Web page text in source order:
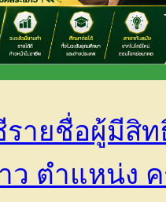
ายชื่อผู้มีสิท
ว ตำแหน่ง